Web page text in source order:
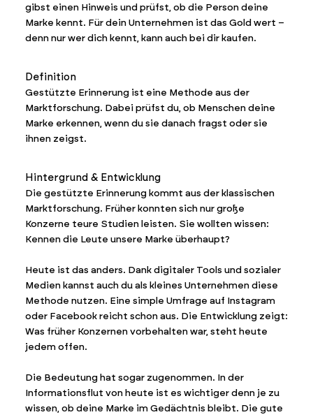
gibst einen Hinweis und prüfst, ob die Person deine
Marke kennt. Für dein Unternehmen ist das Gold wert –
denn nur wer dich kennt, kann auch bei dir kaufen.
Definition
Gestützte Erinnerung ist eine Methode aus der
Marktforschung. Dabei prüfst du, ob Menschen deine
Marke erkennen, wenn du sie danach fragst oder sie
ihnen zeigst.
Hintergrund & Entwicklung
Die gestützte Erinnerung kommt aus der klassischen
Marktforschung. Früher konnten sich nur große
Konzerne teure Studien leisten. Sie wollten wissen:
Kennen die Leute unsere Marke überhaupt?
Heute ist das anders. Dank digitaler Tools und sozialer
Medien kannst auch du als kleines Unternehmen diese
Methode nutzen. Eine simple Umfrage auf Instagram
oder Facebook reicht schon aus. Die Entwicklung zeigt:
Was früher Konzernen vorbehalten war, steht heute
jedem offen.
Die Bedeutung hat sogar zugenommen. In der
Informationsflut von heute ist es wichtiger denn je zu
wissen, ob deine Marke im Gedächtnis bleibt. Die gute